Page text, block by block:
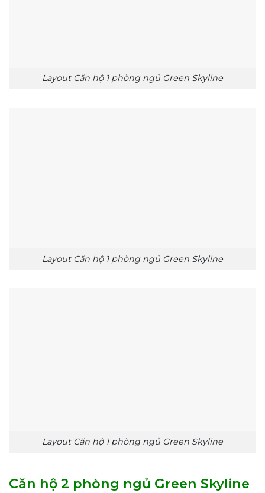
Layout Căn hộ 1 phòng ngủ Green Skyline
Layout Căn hộ 1 phòng ngủ Green Skyline
Layout Căn hộ 1 phòng ngủ Green Skyline
Căn hộ 2 phòng ngủ Green Skyline